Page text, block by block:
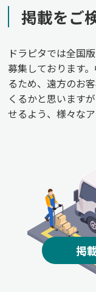
掲載をご
ドラピタでは全国
募集しております
るため、遠方のお
くるかと思います
せるよう、様々な
掲